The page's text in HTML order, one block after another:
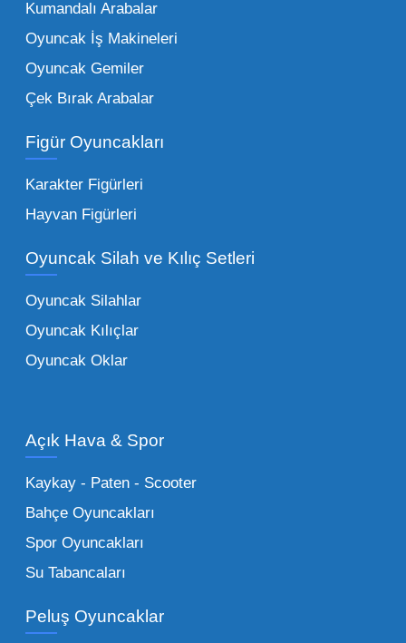
Oyuncak bünyesinde öne çıkan ve en çok
tercih edilen kategorilerimiz:
Peluş Oyuncaklar:
vazgeçilmezi olan yumuşak dokulu sevilen
seçeneklerimizi keşfederek koleksiyonunuza
en sevilen karakterleri ekleyebilirsiniz.
Eğitici Setler:
tarafından tercih edilentoptan eğitici
ebeveynlerin son yıllarda en çok satın aldığı
ürün grupları arasında yer almaktadır.
Oyuncak Araçlar:
stok imkanımızla sunulmaktadır.
Küçük Oyuncaklar:
sağlayan toptan küçük oyuncaklar, bakkallar,
Bu kategorideki küçük oyuncaklar toptan
alımlarda çok düşük maliyetlerle yüksek
adetli stok yapmanıza olanak tanır. Özellikle
sürpriz paketler ve figürler, çocukların
Kumandalı Arabalar
Oyuncak İş Makineleri
Oyuncak Gemiler
Çek Bırak Arabalar
Figür Oyuncakları
Karakter Figürleri
Hayvan Figürleri
Oyuncak Silah ve Kılıç Setleri
Oyuncak Silahlar
Oyuncak Kılıçlar
Oyuncak Oklar
Açık Hava & Spor
Kaykay - Paten - Scooter
Bahçe Oyuncakları
Spor Oyuncakları
Su Tabancaları
Peluş Oyuncaklar